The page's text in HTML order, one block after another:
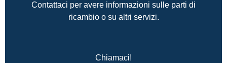
Contattaci per avere informazioni sulle parti di
ricambio o su altri servizi.
Chiamaci!